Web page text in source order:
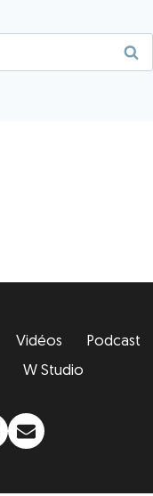
Vidéos
Podcast
W Studio